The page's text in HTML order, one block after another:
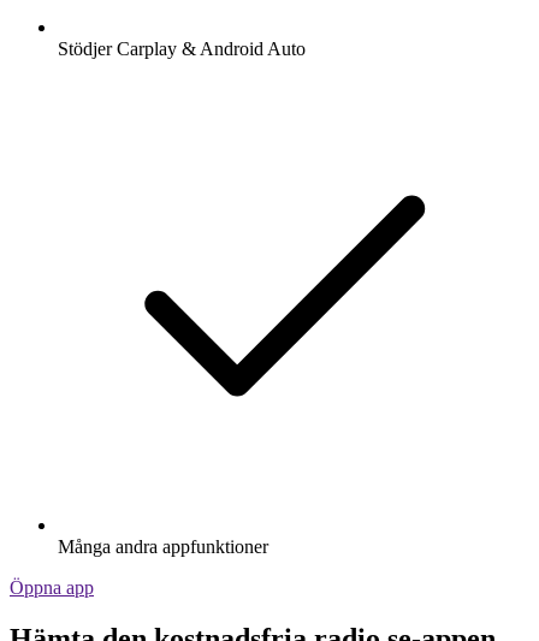
Stödjer Carplay & Android Auto
Många andra appfunktioner
Öppna app